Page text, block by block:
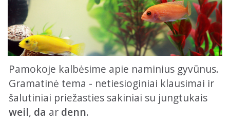
Pamokoje kalbėsime apie naminius gyvūnus.
Gramatinė tema - netiesioginiai klausimai ir
šalutiniai priežasties sakiniai su jungtukais
weil, da ar denn.